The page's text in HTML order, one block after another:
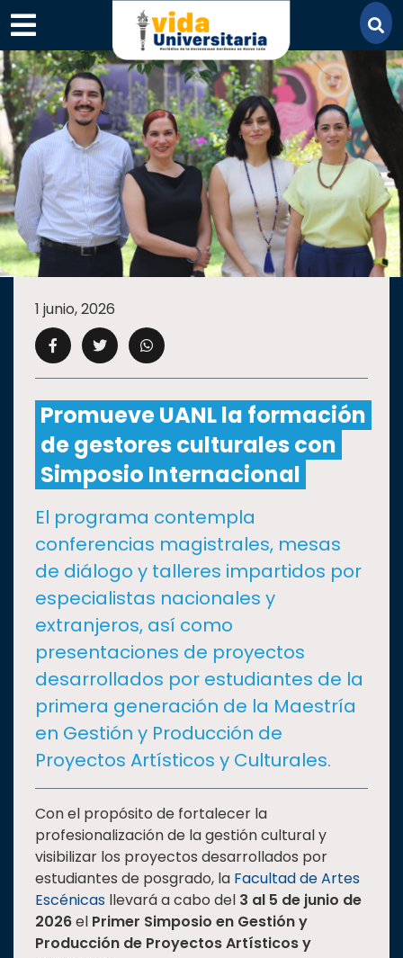
×
SECCIONES
ACADEMIA
CAMPUS UANL
CULTURA
DEPORTES
I+D+IEXPERTOS
SALUD
SUSTENTABILIDAD
TEMAS
Estudiantes
Rectoría
Investigación
Internacionalización
Responsabilidad
1 junio, 2026
Promueve UANL la formación
de gestores culturales con
Simposio Internacional
El programa contempla
conferencias magistrales, mesas
de diálogo y talleres impartidos por
especialistas nacionales y
extranjeros, así como
presentaciones de proyectos
desarrollados por estudiantes de la
primera generación de la Maestría
en Gestión y Producción de
Proyectos Artísticos y Culturales.
Con el propósito de fortalecer la
profesionalización de la gestión cultural y
visibilizar los proyectos desarrollados por
estudiantes de posgrado, la Facultad de Artes
Escénicas llevará a cabo del 3 al 5 de junio de
2026el Primer Simposio en Gestión y
Producción de Proyectos Artísticos y